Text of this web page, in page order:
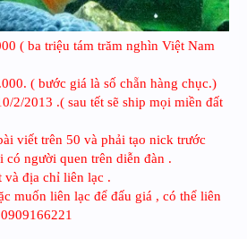
( ba triệu tám trăm nghìn Việt Nam
( bước giá là số chẵn hàng chục.)
2/2013 .( sau tết sẽ ship mọi miền đất
viết trên 50 và phải tạo nick trước
có người quen trên diễn đàn .
và địa chỉ liên lạc .
muốn liên lạc để đấu giá , có thể liên